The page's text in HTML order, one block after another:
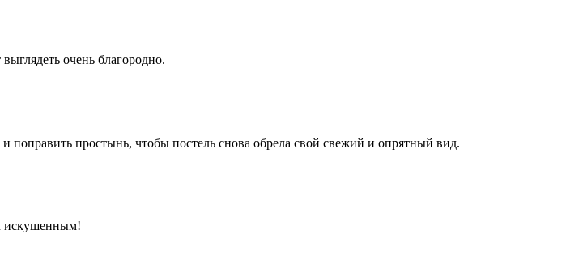
очень благородно.
поправить простынь, чтобы постель снова обрела свой свежий и опрятный вид.
искушенным!